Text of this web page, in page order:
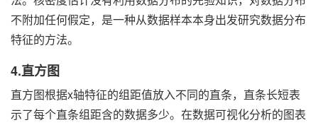
不附加任何假定，是一种从数据样本本身出发研究数据分布
特征的方法。
4.直方图
直方图根据x轴特征的组距值放入不同的直条，直条长短表
示了每个直条组距含的数据多少。在数据可视化分析的图表